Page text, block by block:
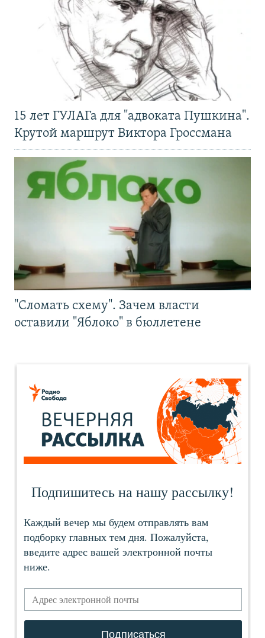
15 лет ГУЛАГа для "адвоката Пушкина".
Крутой маршрут Виктора Гроссмана
"Сломать схему". Зачем власти
оставили "Яблоко" в бюллетене